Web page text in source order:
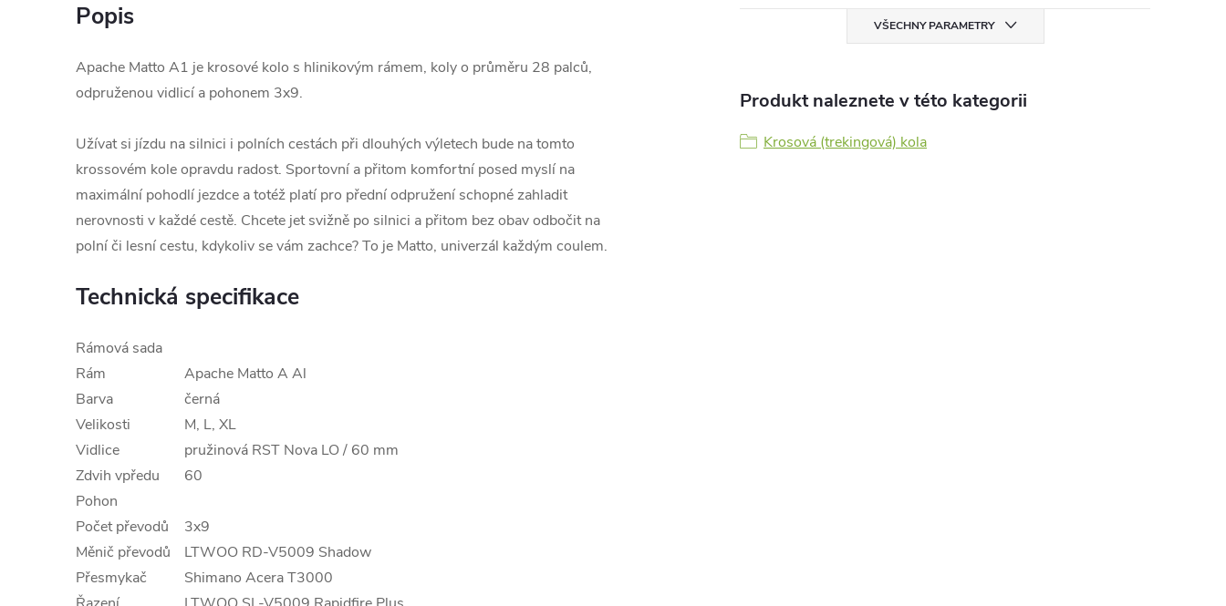
Popis
Apache Matto A1 je krosové kolo s hlinikovým rámem, koly o průměru 28 palců,
odpruženou vidlicí a pohonem 3x9.
Užívat si jízdu na silnici i polních cestách při dlouhých výletech bude na tomto
krossovém kole opravdu radost. Sportovní a přitom komfortní posed myslí na
maximální pohodlí jezdce a totéž platí pro přední odpružení schopné zahladit
nerovnosti v každé cestě. Chcete jet svižně po silnici a přitom bez obav odbočit na
polní či lesní cestu, kdykoliv se vám zachce? To je Matto, univerzál každým coulem.
Technická specifikace
Rámová sada
Rám
Apache Matto A Al
Barva
černá
Velikosti
M, L, XL
Vidlice
pružinová RST Nova LO / 60 mm
Zdvih vpředu
60
Pohon
Počet převodů
3x9
Měnič převodů
LTWOO RD-V5009 Shadow
Přesmykač
Shimano Acera T3000
VŠECHNY PARAMETRY
Produkt naleznete v této kategorii
Krosová (trekingová) kola